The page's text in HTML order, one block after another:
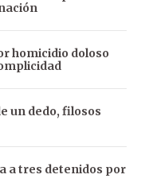
homicidio doloso
un dedo, filosos
a tres detenidos por